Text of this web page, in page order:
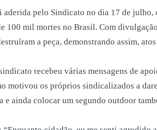
pelo Sindicato no dia 17 de
mil mortes no Brasil. Com
a peça, demonstrando assim,
recebeu várias mensagens de
os próprios sindicalizados a
ainda colocar um segundo outdoor